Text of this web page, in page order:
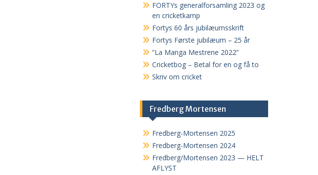
FORTYs generalforsamling 2023 og
en cricketkamp
Fortys 60 års jubilæumsskrift
Fortys Første jubilæum – 25 år
“La Manga Mestrene 2022”
Cricketbog – Betal for en og få to
Skriv om cricket
Fredberg Mortensen
Fredberg-Mortensen 2025
Fredberg-Mortensen 2024
Fredberg/Mortensen 2023 — HELT
AFLYST